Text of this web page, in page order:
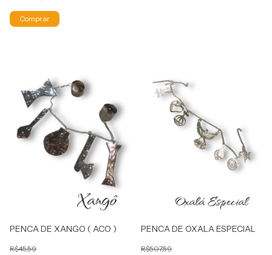
PENCA DE XANGO ( ACO )
R$45,59
PENCA DE OXALA ESPECIAL
R$507,59